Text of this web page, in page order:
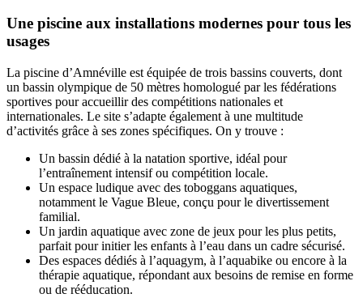
Une piscine aux installations modernes pour tous les
usages
La piscine d’Amnéville est équipée de trois bassins couverts, dont
un bassin olympique de 50 mètres homologué par les fédérations
sportives pour accueillir des compétitions nationales et
internationales. Le site s’adapte également à une multitude
d’activités grâce à ses zones spécifiques. On y trouve :
Un bassin dédié à la natation sportive, idéal pour
l’entraînement intensif ou compétition locale.
Un espace ludique avec des toboggans aquatiques,
notamment le Vague Bleue, conçu pour le divertissement
familial.
Un jardin aquatique avec zone de jeux pour les plus petits,
parfait pour initier les enfants à l’eau dans un cadre sécurisé.
Des espaces dédiés à l’aquagym, à l’aquabike ou encore à la
thérapie aquatique, répondant aux besoins de remise en forme
ou de rééducation.